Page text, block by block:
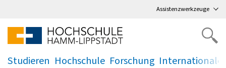
Assistenzwerkzeuge
Studieren Hochschule Forschung